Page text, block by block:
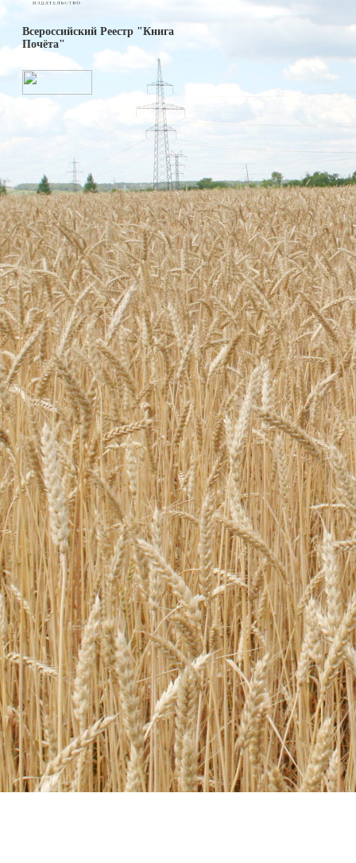
Всероссийский Реестр "Книга
Почёта"